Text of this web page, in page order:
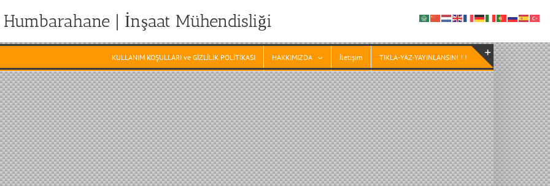
Humbarahane | İnşaat Mühendisliği
KULLANIM KOŞULLARI ve GİZLİLİK POLİTİKASI HAKKIMIZDA İletişim TIKLA-YAZ-YAYINLANSIN! ! !
Toggle
Sliding
Bar
Area